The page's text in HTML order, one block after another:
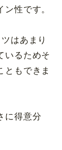
性です。
はあまり
いるためそ
ともできま
に得意分